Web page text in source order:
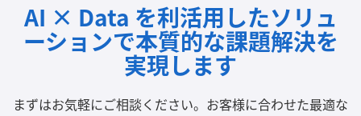
AI × Data を利活用したソリュ
ーションで本質的な課題解決を
実現します
まずはお気軽にご相談ください。 お客様に合わせた最適な